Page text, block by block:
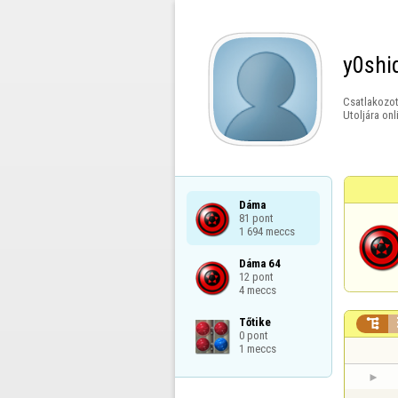
Utoljára
Dáma
81 pont
1 694 meccs
Dáma 64
12 pont
4 meccs
Tőtike
0 pont
1 meccs
